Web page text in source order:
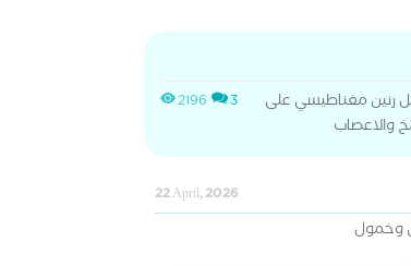
2196 3
رنين مغناطيسي على
والاعصاب
22 April, 2026
وخمول